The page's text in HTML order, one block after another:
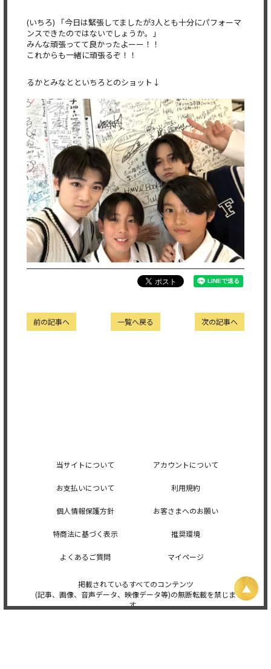
(いちろ) 「今日は緊張してましたが3人とも十分にパフォーマ
ンスできたのではないでしょうか。」
みんな頑張ってて良かったよーー！！
これからも一緒に頑張るぞ！！
るかとみなとといちろとのショット↓
次の記事へ
一覧へ戻る
前の記事へ
当サイトについて アカウントについて
お支払いについて 利用規約
個人情報保護方針 お客さまへのお願い
特商法に基づく表示 推奨環境
よくあるご質問 マイページ
掲載されているすべてのコンテンツ
(記事、画像、音声データ、映像データ等)の無断転載を禁じま
す。